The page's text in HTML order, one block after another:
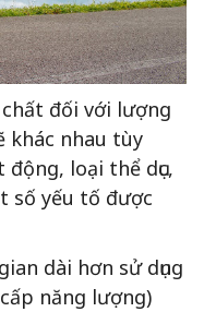
đối với lượng
khác nhau tùy
loại thể dục,
số yếu tố được
dài hơn sử dụng
năng lượng)